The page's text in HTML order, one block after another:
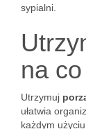
sypialni.
na
Utrzymuj
ułatwia
każdym